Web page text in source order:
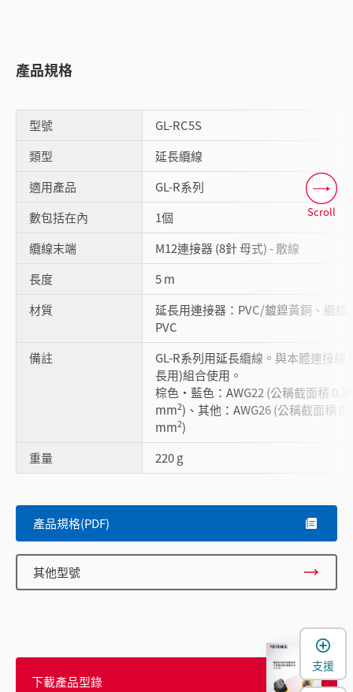
產品規格
型號
GL-RC5S
類型
延長纜線
適用產品
GL-R系列
數包括在內
1個
纜線末端
M12連接器 (8針 母式) - 散線
長度
5 m
材質
延長用連接器：PVC/鍍鎳黃銅、纜線
PVC
備註
GL-R系列用延長纜線。與本體連接線
長用)組合使用。
棕色・藍色：AWG22 (公稱截面積 0.34
mm2)、其他：AWG26 (公稱截面積
mm2)
重量
220 g
Scroll
產品規格(PDF)
其他型號
下載產品型錄
支援